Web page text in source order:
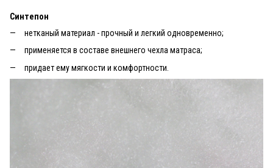
Синтепон
нетканый материал - прочный и легкий одновременно;
применяется в составе внешнего чехла матраса;
придает ему мягкости и комфортности.